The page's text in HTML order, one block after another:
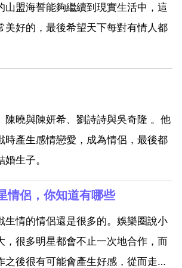
山盟海誓能夠繼續到現實生活中，這
美好的，最後希望天下每對有情人都
陳曉與陳妍希、劉詩詩與吳奇隆 。他
時產生感情戀愛，成為情侶，最後都
生子。
情侶，你知道有哪些
生情的情侶還是很多的。娛樂圈說小
，很多明星都會不止一次地合作，而
之後很有可能會產生好感，從而走到